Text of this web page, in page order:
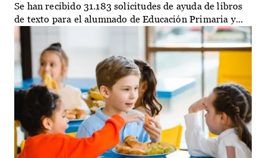
Se han recibido 31.183 solicitudes de ayuda de libros
de texto para el alumnado de Educación Primaria y...